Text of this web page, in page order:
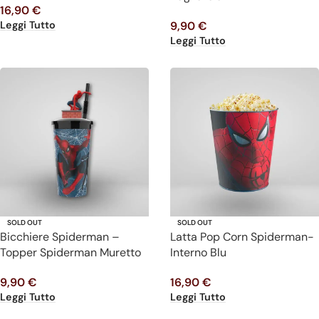
16,90€
Leggi Tutto
9,90€
Leggi Tutto
SOLD OUT
Bicchiere Spiderman –
Topper Spiderman Muretto
9,90€
Leggi Tutto
SOLD OUT
Latta Pop Corn Spiderman-
Interno Blu
16,90€
Leggi Tutto